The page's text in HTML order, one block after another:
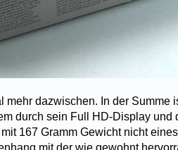
mehr dazwischen. In der Summe
durch sein Full HD-Display und
167 Gramm Gewicht nicht
mit der wie gewohnt